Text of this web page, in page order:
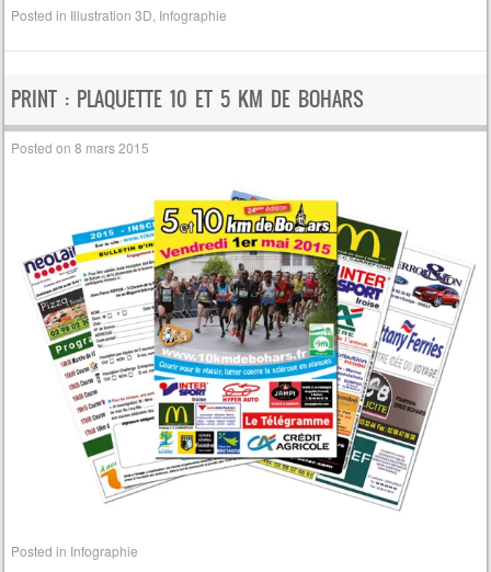
Posted in Illustration 3D Infographie
PRINT : PLAQUETTE 10 ET 5 KM DE BOHARS
Posted on8 mars 2015
Posted in Infographie